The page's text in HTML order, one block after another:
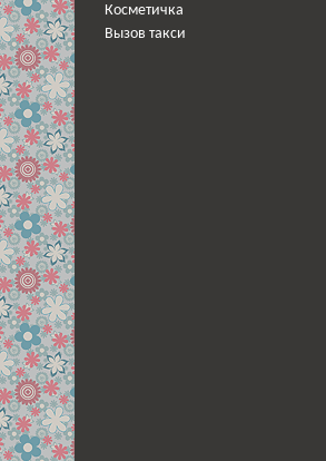
Косметичка
Вызов такси